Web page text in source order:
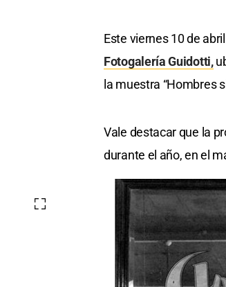
Este viernes 10 de
Fotogalería Guidotti,
la muestra “Hombres
Vale destacar que la
durante el año, en el